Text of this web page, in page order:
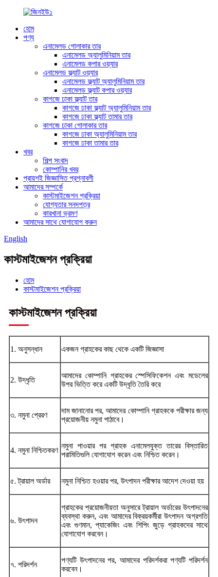
হোম
পণ্য
এনামেলড গোলাকার তার
এনামেলড অ্যালুমিনিয়াম তার
এনামেলড কপার ওয়্যার
এনামেলড ফ্ল্যাট ওয়্যার
এনামেলড ফ্ল্যাট অ্যালুমিনিয়াম তার
এনামেলড ফ্ল্যাট কপার ওয়্যার
কাগজে ঢাকা ফ্ল্যাট তার
কাগজে ঢাকা ফ্ল্যাট অ্যালুমিনিয়াম তার
কাগজে ঢাকা ফ্ল্যাট তামার তার
কাগজে ঢাকা গোলাকার তার
কাগজে ঢাকা অ্যালুমিনিয়াম তার
কাগজে ঢাকা তামার তার
খবর
শিল্প সংবাদ
কোম্পানির খবর
প্রায়শই জিজ্ঞাসিত প্রশ্নাবলী
আমাদের সম্পর্কে
কাস্টমাইজেশন প্রক্রিয়া
যোগ্যতার সনদপত্র
কারখানা ভ্রমণ
আমাদের সাথে যোগাযোগ করুন
English
কাস্টমাইজেশন প্রক্রিয়া
হোম
কাস্টমাইজেশন প্রক্রিয়া
কাস্টমাইজেশন প্রক্রিয়া
1. অনুসন্ধান একজন গ্রাহকের কাছ থেকে একটি জিজ্ঞাসা
2. উদ্ধৃতি
আমাদের কোম্পানি গ্রাহকের স্পেসিফিকেশন এবং মডেলের
উপর ভিত্তি করে একটি উদ্ধৃতি তৈরি করে
৩. নমুনা প্রেরণ
দাম জানানোর পর, আমাদের কোম্পানি গ্রাহককে পরীক্ষার জন্য
প্রয়োজনীয় নমুনা পাঠাবে।
4. নমুনা নিশ্চিতকরণ
নমুনা পাওয়ার পর গ্রাহক এনামেলযুক্ত তারের বিস্তারিত
পরামিতিগুলি যোগাযোগ করেন এবং নিশ্চিত করেন।
৫. ট্রায়াল অর্ডার নমুনা নিশ্চিত হওয়ার পর, উৎপাদন পরীক্ষার আদেশ দেওয়া হয়
৬. উৎপাদন
গ্রাহকের প্রয়োজনীয়তা অনুসারে ট্রায়াল অর্ডারের উৎপাদনের
ব্যবস্থা করুন, এবং আমাদের বিক্রয়কর্মীরা উৎপাদন অগ্রগতি
এবং গুণমান, প্যাকেজিং এবং শিপিং জুড়ে গ্রাহকদের সাথে
যোগাযোগ করবেন।
৭. পরিদর্শন
পণ্যটি উৎপাদনের পর, আমাদের পরিদর্শকরা পণ্যটি পরিদর্শন
করবেন।